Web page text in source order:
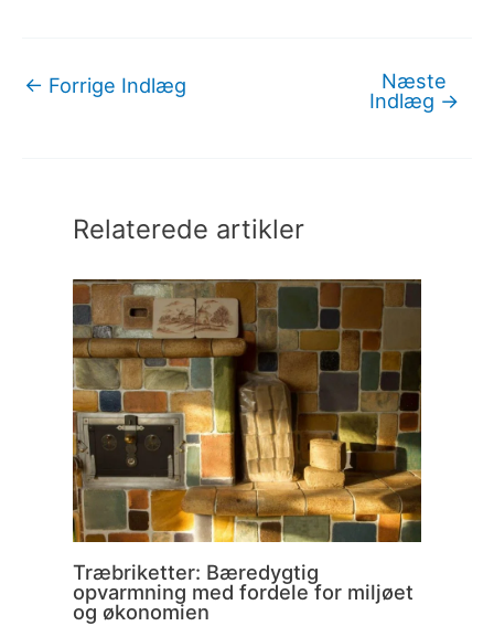
← Forrige Indlæg
Næste
Indlæg →
Relaterede artikler
Træbriketter: Bæredygtig
opvarmning med fordele for miljøet
og økonomien